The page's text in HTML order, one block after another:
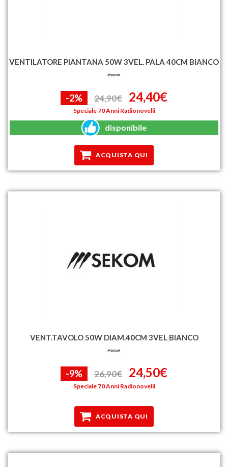
VENTILATORE PIANTANA 50W 3VEL. PALA 40CM BIANCO
-2% 24,90€ 24,40€
Speciale 70 Anni Radionovelli
disponibile
ACQUISTA QUI
VENT.TAVOLO 50W DIAM.40CM 3VEL BIANCO
-9% 26,90€ 24,50€
Speciale 70 Anni Radionovelli
ACQUISTA QUI